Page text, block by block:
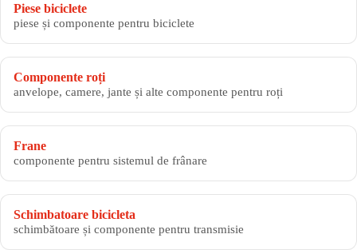
Piese biciclete
piese și componente pentru biciclete
Componente roți
anvelope, camere, jante și alte componente pentru roți
Frane
componente pentru sistemul de frânare
Schimbatoare bicicleta
schimbătoare și componente pentru transmisie